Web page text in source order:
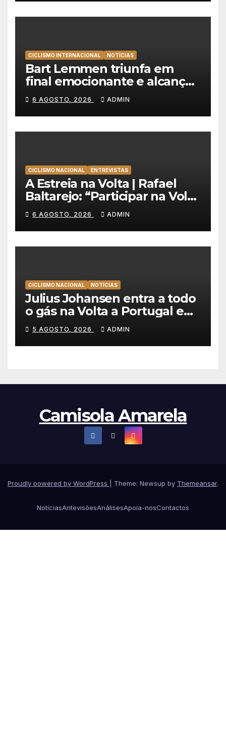
CICLISMO INTERNACIONAL NOTÍCIAS
Bart Lemmen triunfa em
final emocionante e alcança
a primeira vitória da carreira
na Volta à Polónia
6 AGOSTO, 2026 ADMIN
CICLISMO NACIONAL ENTREVISTAS
A Estreia na Volta | Rafael
Baltarejo: “Participar na Volta
a Portugal é o sonho de
qualquer ciclista”
6 AGOSTO, 2026 ADMIN
CICLISMO NACIONAL NOTÍCIAS
Julius Johansen entra a todo
o gás na Volta a Portugal e
lidera dobradinha da UAE
Team Emirates em Lisboa
5 AGOSTO, 2026 ADMIN
Camisola Amarela
Proudly powered by WordPress Theme: Newsup by Themeansar.
NotíciasAntevisõesAnálisesApoia-nosContactos